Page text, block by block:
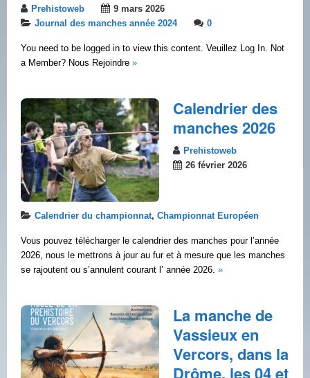
Prehistoweb
9 mars 2026
Journal des manches année 2024
0
You need to be logged in to view this content. Veuillez Log In. Not
a Member? Nous Rejoindre »
Calendrier des
manches 2026
Prehistoweb
26 février 2026
Calendrier du championnat, Championnat Européen
Vous pouvez télécharger le calendrier des manches pour l’année
2026, nous le mettrons à jour au fur et à mesure que les manches
se rajoutent ou s’annulent courant l’ année 2026. »
La manche de
Vassieux en
Vercors, dans la
Drôme, les 04 et